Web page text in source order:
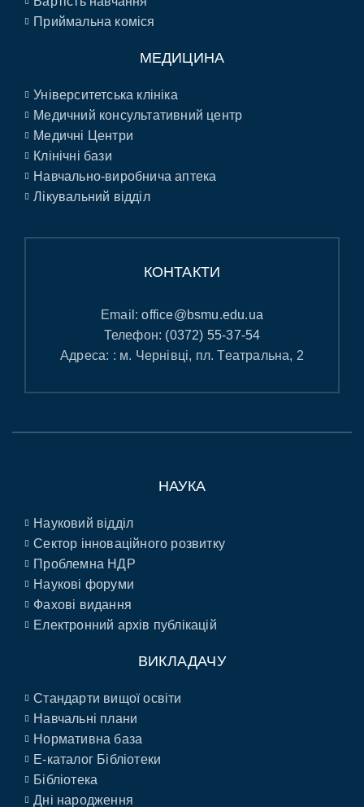
Приймальна коміся
МЕДИЦИНА
Університетська клініка
Медичний консультативний центр
Медичні Центри
Клінічні бази
Навчально-виробнича аптека
Лікувальний відділ
КОНТАКТИ
Email:office@bsmu.edu.ua
Телефон: (0372) 55-37-54
Адреса: : м. Чернівці, пл. Театральна, 2
НАУКА
Науковий відділ
Сектор інноваційного розвитку
Проблемна НДР
Наукові форуми
Фахові видання
Електронний архів публікацій
ВИКЛАДАЧУ
Стандарти вищої освіти
Навчальні плани
Нормативна база
E-каталог Бібліотеки
Бібліотека
Дні народження